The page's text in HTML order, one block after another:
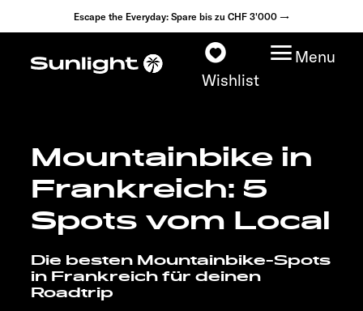
Escape the Everyday: Spare bis zu CHF 3'000 →
Wishlist
Menu
Modelle
Konfigurator
Fahrzeugfinder
Händlersuche
Mountainbike in
Frankreich: 5
Spots vom Local
Die besten Mountainbike-Spots
in Frankreich für deinen
Roadtrip